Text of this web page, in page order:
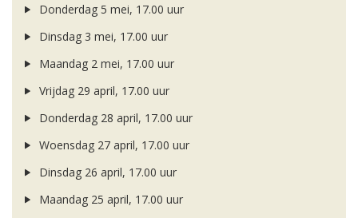
Donderdag 5 mei, 17.00 uur
Dinsdag 3 mei, 17.00 uur
Maandag 2 mei, 17.00 uur
Vrijdag 29 april, 17.00 uur
Donderdag 28 april, 17.00 uur
Woensdag 27 april, 17.00 uur
Dinsdag 26 april, 17.00 uur
Maandag 25 april, 17.00 uur